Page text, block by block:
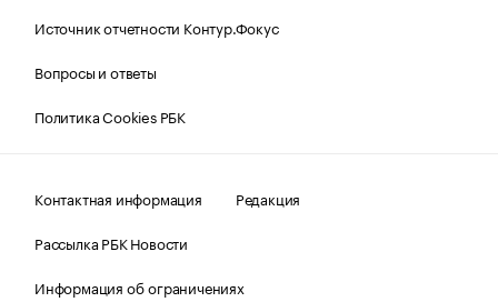
Источник отчетности Контур.Фокус
Вопросы и ответы
Политика Cookies РБК
Контактная информация
Редакция
Рассылка РБК Новости
Информация об ограничениях